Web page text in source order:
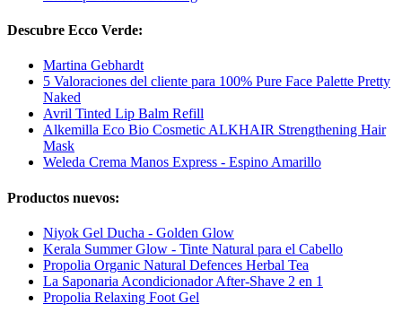
Descubre Ecco Verde:
Martina Gebhardt
5 Valoraciones del cliente para 100% Pure Face Palette Pretty
Naked
Avril Tinted Lip Balm Refill
Alkemilla Eco Bio Cosmetic ALKHAIR Strengthening Hair
Mask
Weleda Crema Manos Express - Espino Amarillo
Productos nuevos:
Niyok Gel Ducha - Golden Glow
Kerala Summer Glow - Tinte Natural para el Cabello
Propolia Organic Natural Defences Herbal Tea
La Saponaria Acondicionador After-Shave 2 en 1
Propolia Relaxing Foot Gel